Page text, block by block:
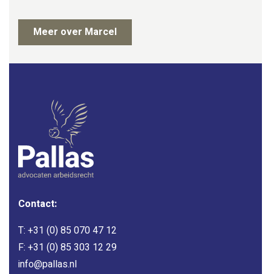
Meer over Marcel
Contact:
T: +31 (0) 85 070 47 12
F: +31 (0) 85 303 12 29
info@pallas.nl